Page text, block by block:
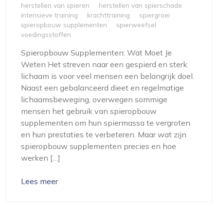
herstellen van spieren
herstellen van spierschade
intensieve training
krachttraining
spiergroei
spieropbouw supplementen
spierweefsel
voedingsstoffen
Spieropbouw Supplementen: Wat Moet Je
Weten Het streven naar een gespierd en sterk
lichaam is voor veel mensen een belangrijk doel.
Naast een gebalanceerd dieet en regelmatige
lichaamsbeweging, overwegen sommige
mensen het gebruik van spieropbouw
supplementen om hun spiermassa te vergroten
en hun prestaties te verbeteren. Maar wat zijn
spieropbouw supplementen precies en hoe
werken […]
Lees meer